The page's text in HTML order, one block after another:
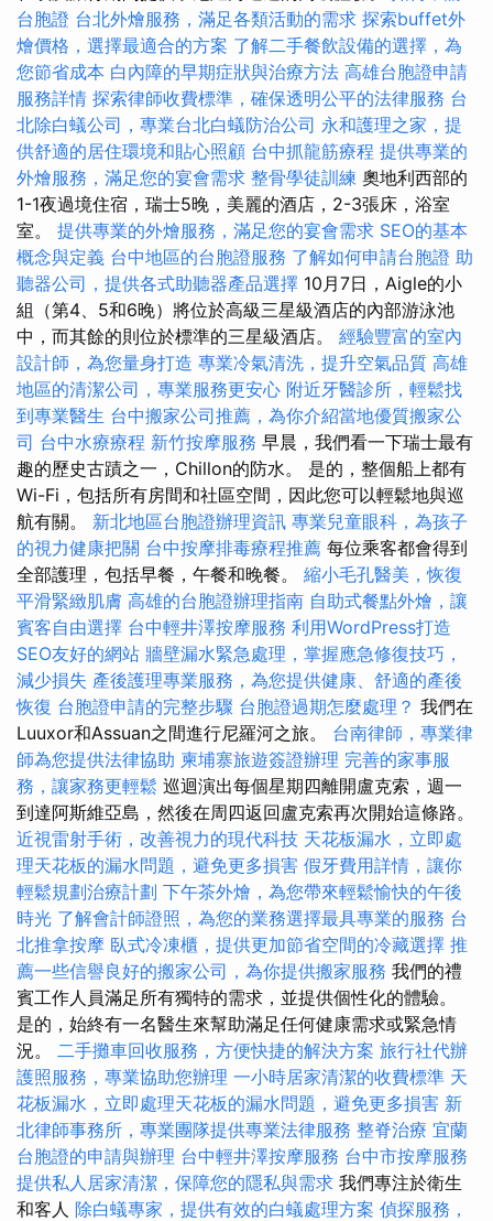
台胞證 台北外燴服務，滿足各類活動的需求 探索buffet外
燴價格，選擇最適合的方案 了解二手餐飲設備的選擇，為
您節省成本 白內障的早期症狀與治療方法 高雄台胞證申請
服務詳情 探索律師收費標準，確保透明公平的法律服務 台
北除白蟻公司，專業台北白蟻防治公司 永和護理之家，提
供舒適的居住環境和貼心照顧 台中抓龍筋療程 提供專業的
外燴服務，滿足您的宴會需求 整骨學徒訓練 奧地利西部的
1-1夜過境住宿，瑞士5晚，美麗的酒店，2-3張床，浴室
室。 提供專業的外燴服務，滿足您的宴會需求 SEO的基本
概念與定義 台中地區的台胞證服務 了解如何申請台胞證 助
聽器公司，提供各式助聽器產品選擇 10月7日，Aigle的小
組（第4、5和6晚）將位於高級三星級酒店的內部游泳池
中，而其餘的則位於標準的三星級酒店。 經驗豐富的室內
設計師，為您量身打造 專業冷氣清洗，提升空氣品質 高雄
地區的清潔公司，專業服務更安心 附近牙醫診所，輕鬆找
到專業醫生 台中搬家公司推薦，為你介紹當地優質搬家公
司 台中水療療程 新竹按摩服務 早晨，我們看一下瑞士最有
趣的歷史古蹟之一，Chillon的防水。 是的，整個船上都有
Wi-Fi，包括所有房間和社區空間，因此您可以輕鬆地與巡
航有關。 新北地區台胞證辦理資訊 專業兒童眼科，為孩子
的視力健康把關 台中按摩排毒療程推薦 每位乘客都會得到
全部護理，包括早餐，午餐和晚餐。 縮小毛孔醫美，恢復
平滑緊緻肌膚 高雄的台胞證辦理指南 自助式餐點外燴，讓
賓客自由選擇 台中輕井澤按摩服務 利用WordPress打造
SEO友好的網站 牆壁漏水緊急處理，掌握應急修復技巧，
減少損失 產後護理專業服務，為您提供健康、舒適的產後
恢復 台胞證申請的完整步驟 台胞證過期怎麼處理？ 我們在
Luuxor和Assuan之間進行尼羅河之旅。 台南律師，專業律
師為您提供法律協助 柬埔寨旅遊簽證辦理 完善的家事服
務，讓家務更輕鬆 巡迴演出每個星期四離開盧克索，週一
到達阿斯維亞島，然後在周四返回盧克索再次開始這條路。
近視雷射手術，改善視力的現代科技 天花板漏水，立即處
理天花板的漏水問題，避免更多損害 假牙費用詳情，讓你
輕鬆規劃治療計劃 下午茶外燴，為您帶來輕鬆愉快的午後
時光 了解會計師證照，為您的業務選擇最具專業的服務 台
北推拿按摩 臥式冷凍櫃，提供更加節省空間的冷藏選擇 推
薦一些信譽良好的搬家公司，為你提供搬家服務 我們的禮
賓工作人員滿足所有獨特的需求，並提供個性化的體驗。
是的，始終有一名醫生來幫助滿足任何健康需求或緊急情
況。 二手攤車回收服務，方便快捷的解決方案 旅行社代辦
護照服務，專業協助您辦理 一小時居家清潔的收費標準 天
花板漏水，立即處理天花板的漏水問題，避免更多損害 新
北律師事務所，專業團隊提供專業法律服務 整脊治療 宜蘭
台胞證的申請與辦理 台中輕井澤按摩服務 台中市按摩服務
提供私人居家清潔，保障您的隱私與需求 我們專注於衛生
和客人 除白蟻專家，提供有效的白蟻處理方案 偵探服務，